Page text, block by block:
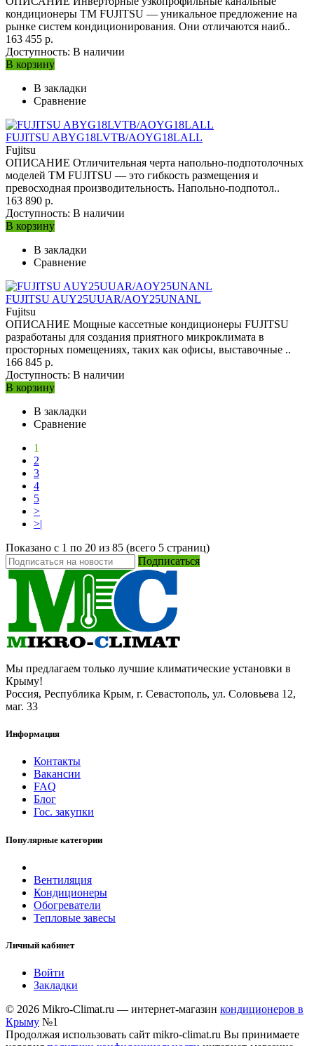
кондиционеры ТМ FUJITSU — уникальное предложение на
рынке систем кондиционирования. Они отличаются наиб..
163 455 р.
Доступность: В наличии
В корзину
В закладки
Сравнение
FUJITSU ABYG18LVTB/AOYG18LALL
Fujitsu
ОПИСАНИЕ Отличительная черта напольно-подпотолочных
моделей ТМ FUJITSU — это гибкость размещения и
превосходная производительность. Напольно-подпотол..
163 890 р.
Доступность: В наличии
В корзину
В закладки
Сравнение
FUJITSU AUY25UUAR/AOY25UNANL
Fujitsu
ОПИСАНИЕ Мощные кассетные кондиционеры FUJITSU
разработаны для создания приятного микроклимата в
просторных помещениях, таких как офисы, выставочные ..
166 845 р.
Доступность: В наличии
В корзину
В закладки
Сравнение
1
2
3
4
5
>
>|
Показано с 1 по 20 из 85 (всего 5 страниц)
Подписаться
Мы предлагаем только лучшие климатические установки в
Крыму!
Россия, Республика Крым, г. Севастополь, ул. Соловьева 12,
маг. 33
Информация
Контакты
Вакансии
FAQ
Блог
Гос. закупки
Популярные категории
Вентиляция
Кондиционеры
Обогреватели
Тепловые завесы
Личный кабинет
Войти
Закладки
© 2026 Mikro-Climat.ru — интернет-магазин кондиционеров в
Крыму №1
Продолжая использовать сайт mikro-climat.ru Вы принимаете